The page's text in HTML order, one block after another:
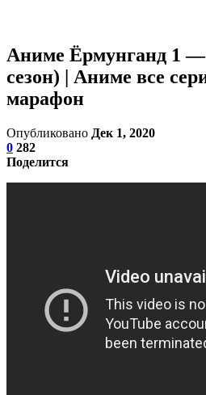
Аниме Ёрмунганд 1 —
сезон) | Аниме все
марафон
Опубликовано Дек 1, 2020
0 282
Поделится